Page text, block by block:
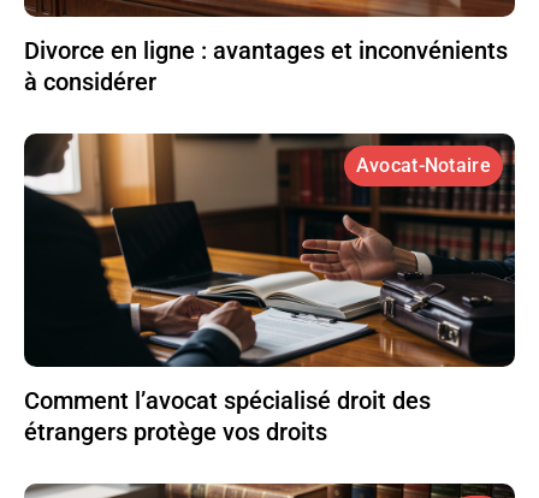
Divorce en ligne : avantages et inconvénients
à considérer
Avocat-Notaire
Comment l’avocat spécialisé droit des
étrangers protège vos droits